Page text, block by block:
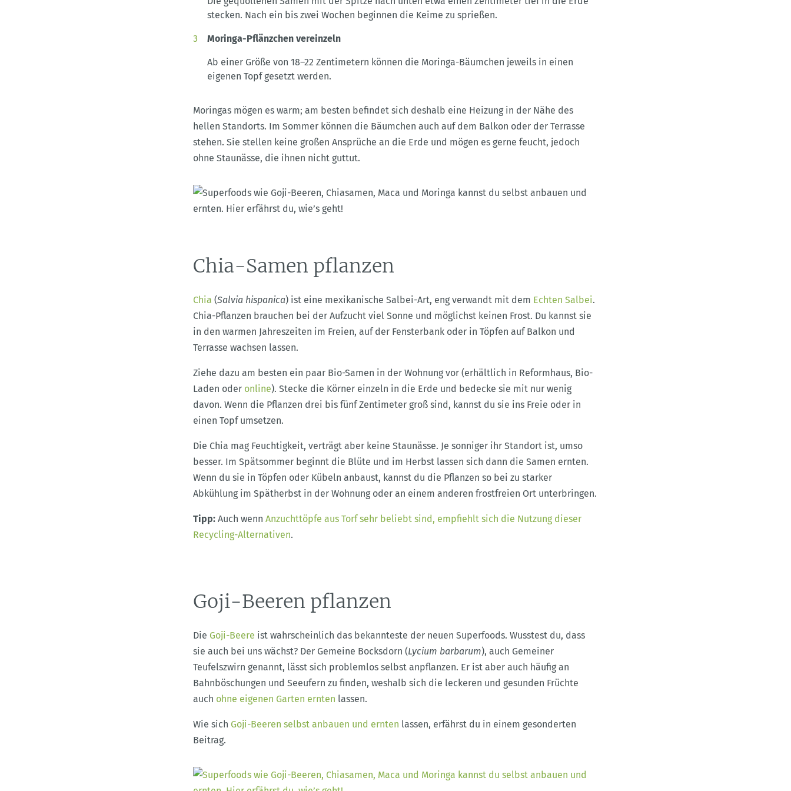
stecken. Nach ein bis zwei Wochen beginnen die Keime zu sprießen.
Moringa-Pflänzchen vereinzeln
Ab einer Größe von 18–22 Zentimetern können die Moringa-Bäumchen jeweils in einen
eigenen Topf gesetzt werden.
Moringas mögen es warm; am besten befindet sich deshalb eine Heizung in der Nähe des
hellen Standorts. Im Sommer können die Bäumchen auch auf dem Balkon oder der Terrasse
stehen. Sie stellen keine großen Ansprüche an die Erde und mögen es gerne feucht, jedoch
ohne Staunässe, die ihnen nicht guttut.
Chia-Samen pflanzen
Chia (Salvia hispanica) ist eine mexikanische Salbei-Art, eng verwandt mit dem Echten Salbei.
Chia-Pflanzen brauchen bei der Aufzucht viel Sonne und möglichst keinen Frost. Du kannst sie
in den warmen Jahreszeiten im Freien, auf der Fensterbank oder in Töpfen auf Balkon und
Terrasse wachsen lassen.
Ziehe dazu am besten ein paar Bio-Samen in der Wohnung vor (erhältlich in Reformhaus, Bio-
Laden oder online). Stecke die Körner einzeln in die Erde und bedecke sie mit nur wenig
davon. Wenn die Pflanzen drei bis fünf Zentimeter groß sind, kannst du sie ins Freie oder in
einen Topf umsetzen.
Die Chia mag Feuchtigkeit, verträgt aber keine Staunässe. Je sonniger ihr Standort ist, umso
besser. Im Spätsommer beginnt die Blüte und im Herbst lassen sich dann die Samen ernten.
Wenn du sie in Töpfen oder Kübeln anbaust, kannst du die Pflanzen so bei zu starker
Abkühlung im Spätherbst in der Wohnung oder an einem anderen frostfreien Ort unterbringen.
Tipp: Auch wenn Anzuchttöpfe aus Torf sehr beliebt sind, empfiehlt sich die Nutzung dieser
Recycling-Alternativen.
Goji-Beeren pflanzen
Die Goji-Beere ist wahrscheinlich das bekannteste der neuen Superfoods. Wusstest du, dass
sie auch bei uns wächst? Der Gemeine Bocksdorn (Lycium barbarum), auch Gemeiner
Teufelszwirn genannt, lässt sich problemlos selbst anpflanzen. Er ist aber auch häufig an
Bahnböschungen und Seeufern zu finden, weshalb sich die leckeren und gesunden Früchte
auch ohne eigenen Garten ernten lassen.
Wie sich Goji-Beeren selbst anbauen und ernten lassen, erfährst du in einem gesonderten
Beitrag.